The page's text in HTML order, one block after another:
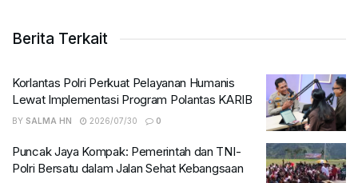
Berita Terkait
Korlantas Polri Perkuat Pelayanan Humanis
Lewat Implementasi Program Polantas KARIB
BY SALMA HN 2026/07/30 0
Puncak Jaya Kompak: Pemerintah dan TNI-
Polri Bersatu dalam Jalan Sehat Kebangsaan